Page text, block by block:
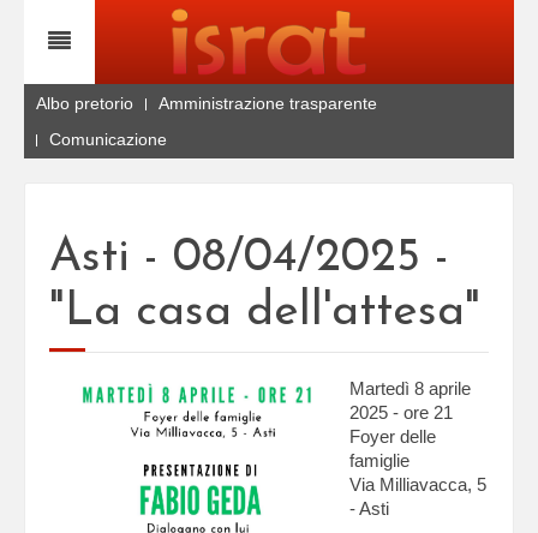
Albo pretorio
Amministrazione trasparente
Comunicazione
Asti - 08/04/2025 -
"La casa dell'attesa"
Martedì 8 aprile
2025 - ore 21
Foyer delle
famiglie
Via Milliavacca, 5
- Asti